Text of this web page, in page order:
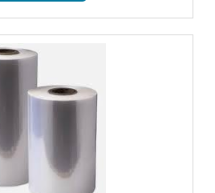
SOBRE A
plástico termoencolhível
e transportar produtos
frescas, aves, queijos e
u.